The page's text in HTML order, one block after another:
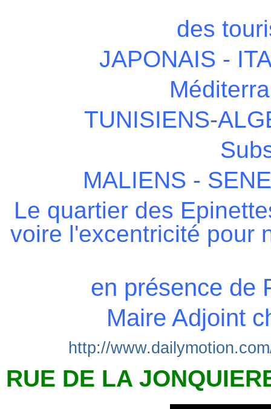
des
JAPONAIS -
TUNISIENS-
MALIENS -
Le quartier des
voire l'excentricité pour
en présence de
Maire Adjoint
http://
RUE DE LA